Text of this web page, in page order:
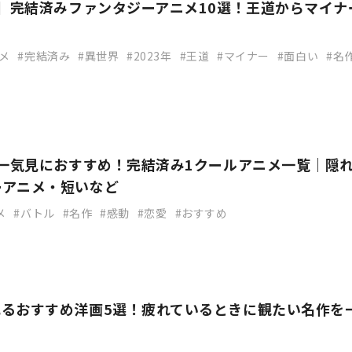
完結済みファンタジーアニメ10選！王道からマイナ
完結済み 異世界 2023年 王道 マイナー 面白い 名
気見におすすめ！完結済み1クールアニメ一覧｜隠
ニメ・短いなど
バトル 名作 感動 恋愛 おすすめ
おすすめ洋画5選！疲れているときに観たい名作を